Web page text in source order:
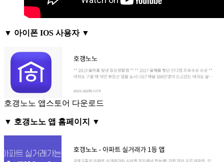
▼ 아이폰 IOS 사용자 ▼
호갱노노 앱스토어 다운로드
▼ 호갱노노 앱 홈페이지 ▼